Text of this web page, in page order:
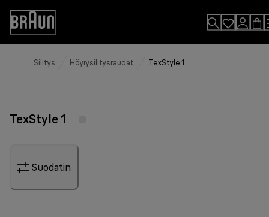
Skip
Content
Accessibility
Statement
Silitys Höyrysilitysraudat TexStyle 1
TexStyle 1
Suodatin